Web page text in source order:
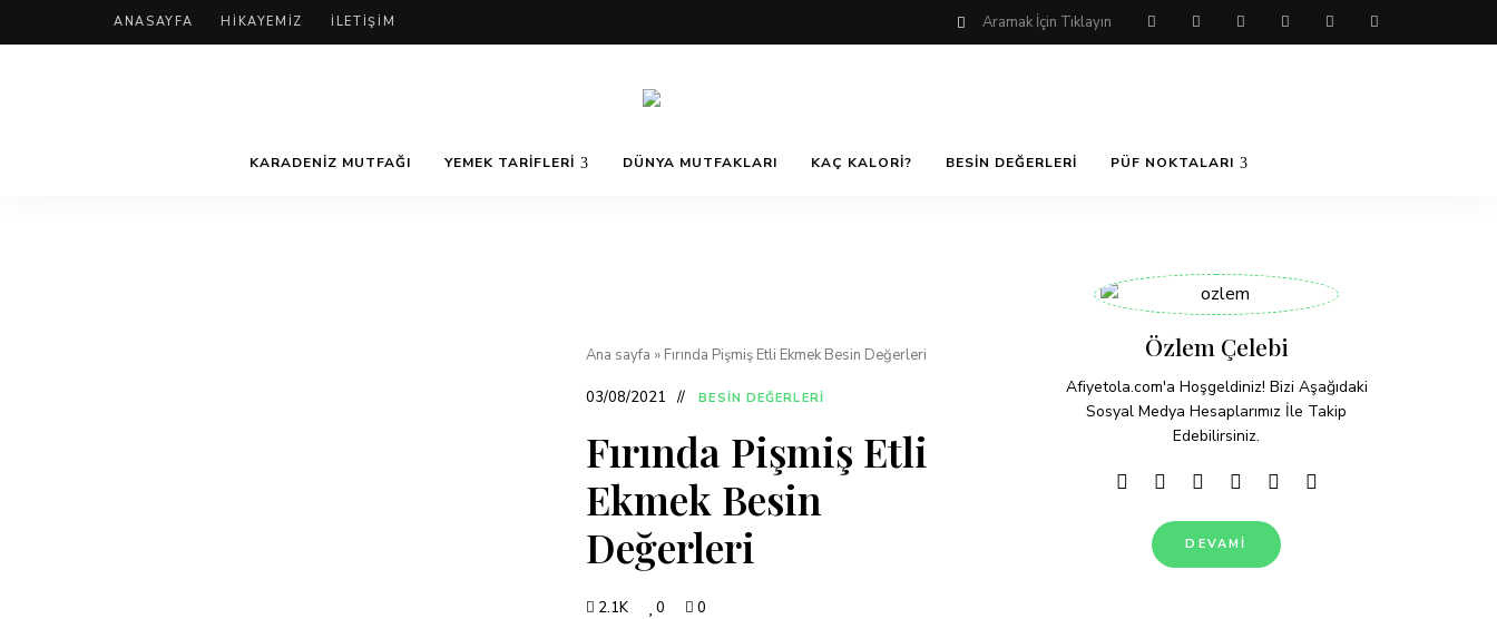
ANASAYFA HIKAYEMIZ İLETIŞIM
AfiyetOla
Yemek
Tarifleri
ve
Lezzetli,
yemekleri
kurabiyeler
KARADENIZ MUTFAĞI YEMEK TARIFLERI DÜNYA MUTFAKLARI KAÇ KALORI? BESIN DEĞERLERI PÜF NOKTALARI
Ana sayfa » Fırında Pişmiş Etli Ekmek Besin Değerleri
03/08/2021 BESIN DEĞERLERI
Fırında Pişmiş Etli
Ekmek Besin
Değerleri
2.1K 0 0
Özlem Çelebi
Afiyetola.com'a Hoşgeldiniz! Bizi Aşağıdaki
Sosyal Medya Hesaplarımız İle Takip
Edebilirsiniz.
DEVAMI